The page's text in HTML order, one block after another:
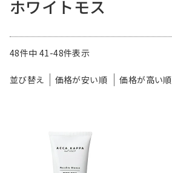
ホワイトモス
並び替え 価格が安い順 価格が高い順
48件中 41 -48件表示